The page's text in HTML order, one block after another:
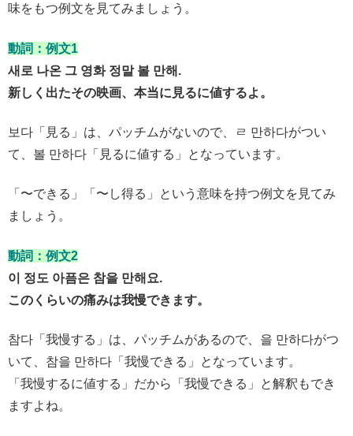
味をもつ例文を見てみましょう。
動詞： 例文1
새로 나온 그 영화 정말 볼 만해.
新しく出たその映画、本当に見るに値するよ。
보다「見る」は、パッチムがないので、ㄹ 만하다がつい
て、볼 만하다「見るに値する」となっています。
「〜できる」「〜し得る」という意味を持つ例文を見てみ
ましょう。
動詞：例文2
이 정도 아픔은 참을 만해요.
このくらいの痛みは我慢できます。
참다「我慢する」は、パッチムがあるので、을 만하다がつ
いて、참을 만하다「我慢できる」となっています。
「我慢するに値する」だから「我慢できる」と解釈もでき
ますよね。